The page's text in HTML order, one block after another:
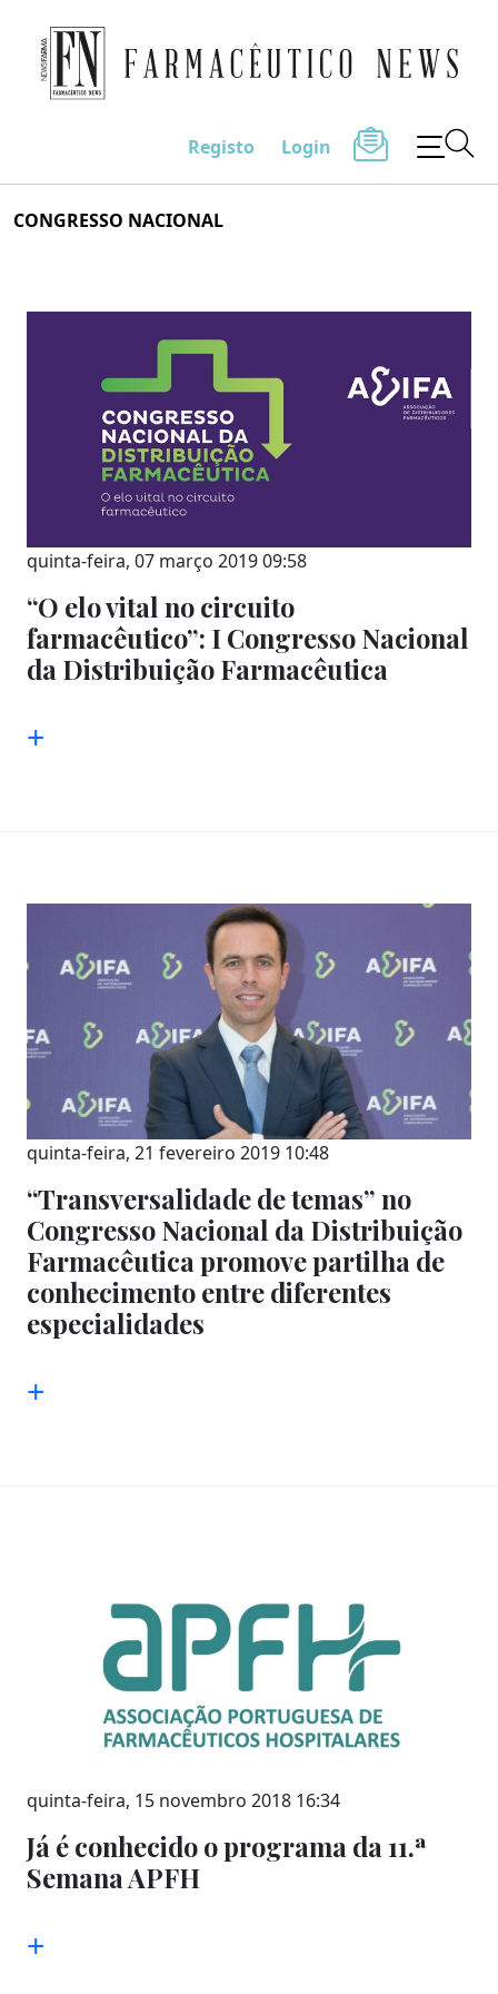
to
Farmacêutico News
Registo Login
CONGRESSO NACIONAL
quinta-feira, 07 março 2019 09:58
“O elo vital no circuito
farmacêutico”: I Congresso Nacional
da Distribuição Farmacêutica
+
quinta-feira, 21 fevereiro 2019 10:48
“Transversalidade de temas” no
Congresso Nacional da Distribuição
Farmacêutica promove partilha de
conhecimento entre diferentes
especialidades
+
quinta-feira, 15 novembro 2018 16:34
Já é conhecido o programa da 11.ª
Semana APFH
+